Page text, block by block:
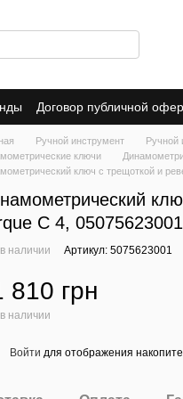
Договор публичной
Ручной инструмент Ручной
ключи
ключ с трещоткой и
C 4, 05075623001
наличии Артикул: 5075623001
810 грн
наличии
Войти для отображения